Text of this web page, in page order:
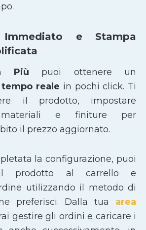
Immediato e Stampa
Più puoi ottenere un
reale in pochi click. Ti
il prodotto, impostare
materiali e finiture per
il prezzo aggiornato.
la configurazione, puoi
il prodotto al carrello e
utilizzando il metodo di
preferisci. Dalla tua area
gestire gli ordini e caricare i